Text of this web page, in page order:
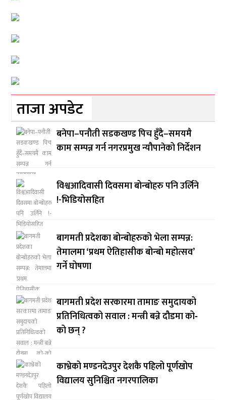
ताजा अपडेट
बनेपा–पनौती सडकखण्ड पिच हुँदै–समयमै
काम सम्पन्न गर्न नगरप्रमुख न्यौपानेको निर्देशन
विश्वआदिवासी दिवसमा बोन्बोहरु पनि उर्लिने
!-भिडियोसहित
बागमती प्रदेशका बोन्बोहरुको भेला सम्पन्न:
तेमालमा ‘प्रथम ऐतिहासीक बोन्बो महोत्सव’
गर्ने घोषणा
बागमती प्रदेश सरकारमा तामाङ समुदायको
प्रतिनिधित्वको सवाल : मन्त्री बन्ने दौडमा को‐
को छन् ?
काभ्रेको मण्डनदेउपुर देशकै पहिलो पूर्णखोप
विद्यालय सुनिश्चित नगरपालिका